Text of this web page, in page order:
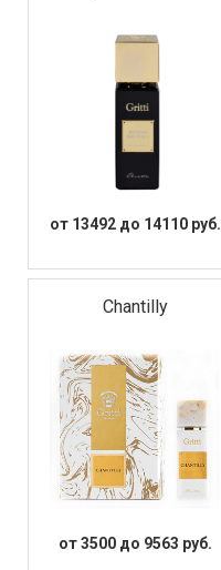
от 13492 до 14110 руб.
Chantilly
от 3500 до 9563 руб.